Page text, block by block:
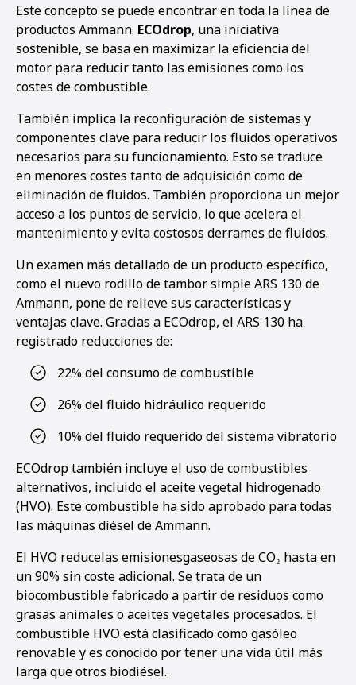
Este concepto se puede encontrar en toda la línea de
productos Ammann. ECOdrop, una iniciativa
sostenible, se basa en maximizar la eficiencia del
motor para reducir tanto las emisiones como los
costes de combustible.
También implica la reconfiguración de sistemas y
componentes clave para reducir los fluidos operativos
necesarios para su funcionamiento. Esto se traduce
en menores costes tanto de adquisición como de
eliminación de fluidos. También proporciona un mejor
acceso a los puntos de servicio, lo que acelera el
mantenimiento y evita costosos derrames de fluidos.
Un examen más detallado de un producto específico,
como el nuevo rodillo de tambor simple ARS 130 de
Ammann, pone de relieve sus características y
ventajas clave. Gracias a ECOdrop, el ARS 130 ha
registrado reducciones de:
22% del consumo de combustible
26% del fluido hidráulico requerido
10% del fluido requerido del sistema vibratorio
ECOdrop también incluye el uso de combustibles
alternativos, incluido el aceite vegetal hidrogenado
(HVO). Este combustible ha sido aprobado para todas
las máquinas diésel de Ammann.
El HVO reducelas emisionesgaseosas de CO₂ hasta en
un 90% sin coste adicional. Se trata de un
biocombustible fabricado a partir de residuos como
grasas animales o aceites vegetales procesados. El
combustible HVO está clasificado como gasóleo
renovable y es conocido por tener una vida útil más
larga que otros biodiésel.